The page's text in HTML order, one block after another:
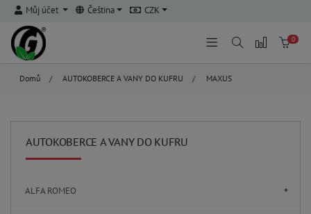
Můj účet Čeština CZK
0
Domů / AUTOKOBERCE A VANY DO KUFRU / MAXUS
AUTOKOBERCE A VANY DO KUFRU
ALFA ROMEO